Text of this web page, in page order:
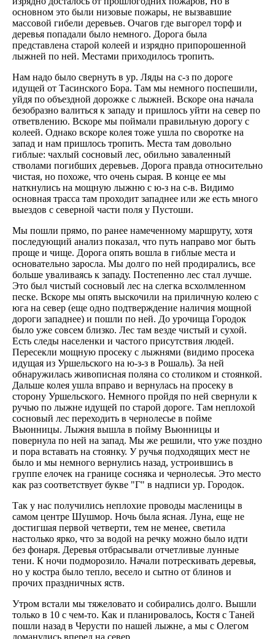
основном это были низовые пожары, не вызвавшие
массовой гибели деревьев. Очагов где выгорел торф и
деревья попадали было немного. Дорога была
представлена старой колеей и изрядно припорошенной
лыжней по ней. Местами приходилось тропить.
Нам надо было свернуть в ур. Ляды на с-з по дороге
идущей от Тасинского Бора. Там мы немного поспешили,
уйдя по объездной дорожке с лыжней. Вскоре она начала
безобразно валиться к западу и пришлось уйти на север по
ответвлению. Вскоре мы поймали правильную дорогу с
колеей. Однако вскоре колея тоже ушла по своротке на
запад и нам пришлось тропить. Места там довольно
гиблые: чахлый сосновый лес, обильно заваленный
стволами погибших деревьев. Дорога правда относительно
чистая, но похоже, что очень сырая. В конце ее мы
наткнулись на мощную лыжню с ю-з на с-в. Видимо
основная трасса там проходит западнее или же есть много
выездов с северной части поля у Пустоши.
Мы пошли прямо, по ранее намеченному маршруту, хотя
последующий анализ показал, что путь направо мог быть
проще и чище. Дорога опять вошла в гиблые места и
основательно заросла. Мы долго по ней продирались, все
больше уваливаясь к западу. Постепенно лес стал лучше.
Это был чистый сосновый лес на слегка всхолмленном
песке. Вскоре мы опять выскочили на приличную колею с
юга на север (еще одно подтверждение наличия мощной
дороги западнее) и пошли по ней. До урочища Городок
было уже совсем близко. Лес там везде чистый и сухой.
Есть следы населенки и частого присутствия людей.
Пересекли мощную просеку с лыжнями (видимо просека
идущая из Уршельского на ю-з-з в Рошаль). За ней
обнаружилась живописная поляна со столиком и стоянкой.
Дальше колея ушла вправо и вернулась на просеку в
сторону Уршельского. Немного пройдя по ней свернули к
ручью по лыжне идущей по старой дороге. Там неплохой
сосновый лес переходить в чернолесье в пойме
Вьюнницы. Лыжня вышла в пойму Вьюнницы и
повернула по ней на запад. Мы же решили, что уже поздно
и пора вставать на стоянку. У ручья подходящих мест не
было и мы немного вернулись назад, устроившись в
группе елочек на границе сосняка и чернолесья. Это место
как раз соответствует букве "Г" в надписи ур. Городок.
Так у нас получились неплохие проводы масленицы в
самом центре Шушмор. Ночь была ясная. Луна, еще не
достигшая первой четверти, тем не менее, светила
настолько ярко, что за водой на речку можно было идти
без фонаря. Деревья отбрасывали отчетливые лунные
тени. К ночи подморозило. Начали потрескивать деревья,
но у костра было тепло, весело и сытно от блинов и
прочих праздничных яств.
Утром встали мы тяжеловато и собирались долго. Вышли
только в 10 с чем-то. Как и планировалось, Костя с Таней
пошли назад в Черусти по нашей лыжне, а мы с Олегом
ломанулись вперед на север.